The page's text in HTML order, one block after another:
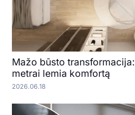
Mažo būsto
metrai lemia komfortą
2026.06.18